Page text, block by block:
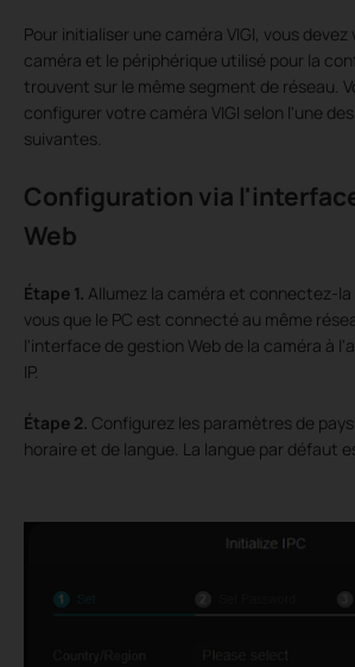
Pour initialiser une caméra VIGI, vous devez
caméra et le périphérique utilisé pour la
trouvent sur le même segment de réseau.
configurer votre caméra VIGI selon l'une
suivantes.
Configuration via
Web
Étape 1. Allumez la caméra et connectez-
vous que le PC est connecté au même
l'interface de gestion Web de la caméra à
IP.
Étape 2. Configurez les paramètres de
horaire et de langue. La langue par défaut